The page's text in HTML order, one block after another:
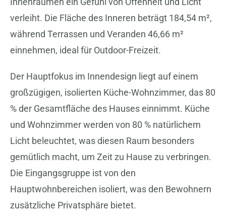
verleiht. Die Fläche des Inneren beträgt 184,54 m²,
während Terrassen und Veranden 46,66 m²
einnehmen, ideal für Outdoor-Freizeit.
Der Hauptfokus im Innendesign liegt auf einem
großzügigen, isolierten Küche-Wohnzimmer, das 80
% der Gesamtfläche des Hauses einnimmt. Küche
und Wohnzimmer werden von 80 % natürlichem
Licht beleuchtet, was diesen Raum besonders
gemütlich macht, um Zeit zu Hause zu verbringen.
Die Eingangsgruppe ist von den
Hauptwohnbereichen isoliert, was den Bewohnern
zusätzliche Privatsphäre bietet.